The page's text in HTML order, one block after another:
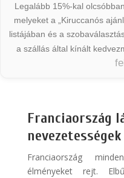
Legalább 15%-kal
melyeket a „Kiruccanós
listájában és a
a szállás által kínált
Franciaország
Franciaország
élményeket rejt.